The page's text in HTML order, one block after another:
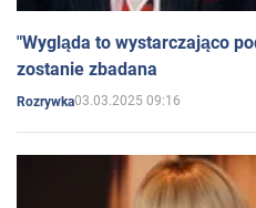
"Wygląda to wystarczająco
zostanie zbadana
Rozrywka03.03.2025 09:16